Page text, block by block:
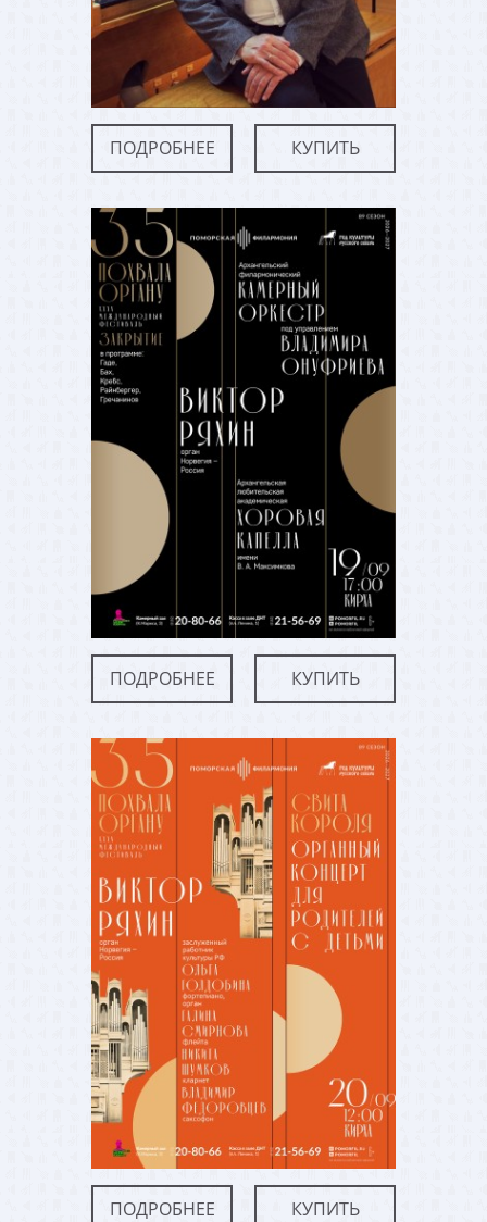
ПОДРОБНЕЕ КУПИТЬ
ПОДРОБНЕЕ КУПИТЬ
ПОДРОБНЕЕ КУПИТЬ